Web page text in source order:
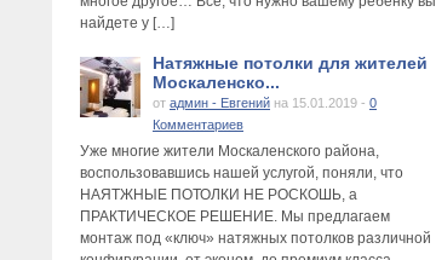
найдете у […]
Натяжные потолки для жителей
Москаленско...
от админ - Евгений на 15.01.2019 - 0
Комментариев
Уже многие жители Москаленского района,
воспользовавшись нашей услугой, поняли, что
НАЯТЖНЫЕ ПОТОЛКИ НЕ РОСКОШЬ, а
ПРАКТИЧЕСКОЕ РЕШЕНИЕ. Мы предлагаем
монтаж под «ключ» натяжных потолков различной